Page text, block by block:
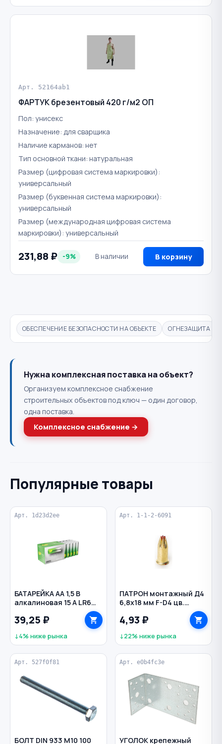
Арт. 52164ab1
ФАРТУК брезентовый 420 г/м2 ОП
Пол: унисекс
Назначение: для сварщика
Наличие карманов: нет
Тип основной ткани: натуральная
Размер (цифровая система маркировки):
универсальный
Размер (буквенная система маркировки):
универсальный
Размер (международная цифровая система
маркировки): универсальный
231,88 ₽ -9% В наличии В корзину
ОБЕСПЕЧЕНИЕ БЕЗОПАСНОСТИ НА ОБЪЕКТЕ ОГНЕЗАЩИТА
Нужна комплексная поставка на объект?
Организуем комплексное снабжение
строительных объектов под ключ — один договор,
одна поставка.
Комплексное снабжение →
Популярные товары
Арт. 1d23d2ee
БАТАРЕЙКА AA 1,5 В
алкалиновая 15 A LR6
39,25 ₽
↓4% ниже рынка
Арт. 1-1-2-6091
ПАТРОН монтажный Д4
6,8х18 мм F-D4 цв.
4,93 ₽
↓22% ниже рынка
Арт. 527f0f81
БОЛТ DIN 933 M10 100
Арт. e0b4fc3e
УГОЛОК крепежный